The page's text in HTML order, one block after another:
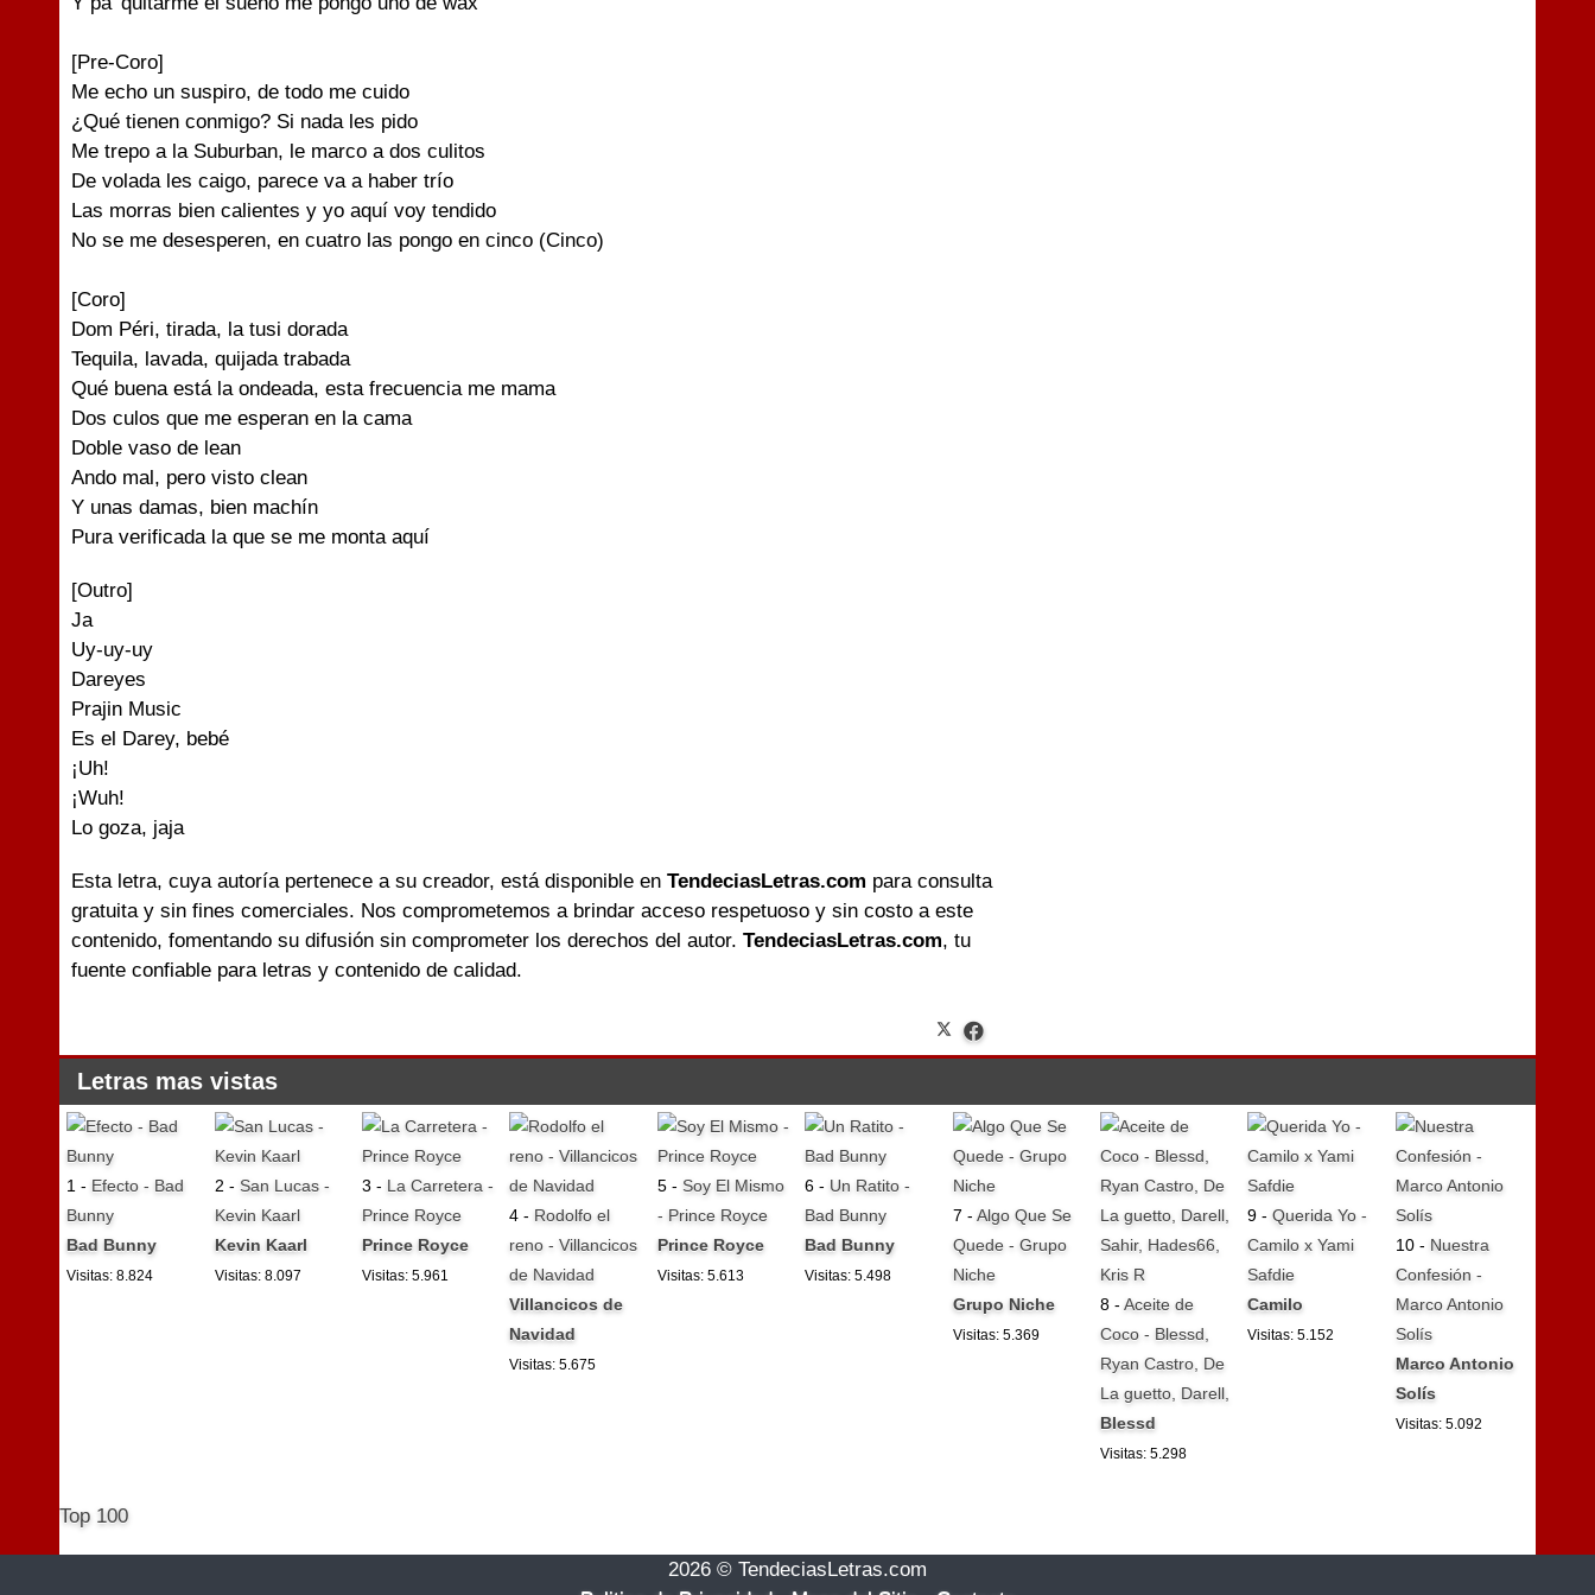
[Pre-Coro]
Me echo un suspiro, de todo me cuido
¿Qué tienen conmigo? Si nada les pido
Me trepo a la Suburban, le marco a dos culitos
De volada les caigo, parece va a haber trío
Las morras bien calientes y yo aquí voy tendido
No se me desesperen, en cuatro las pongo en cinco (Cinco)
[Coro]
Dom Péri, tirada, la tusi dorada
Tequila, lavada, quijada trabada
Qué buena está la ondeada, esta frecuencia me mama
Dos culos que me esperan en la cama
Doble vaso de lean
Ando mal, pero visto clean
Y unas damas, bien machín
Pura verificada la que se me monta aquí
[Outro]
Ja
Uy-uy-uy
Dareyes
Prajin Music
Es el Darey, bebé
¡Uh!
¡Wuh!
Lo goza, jaja
Esta letra, cuya autoría pertenece a su creador, está disponible en TendeciasLetras.com para consulta
gratuita y sin fines comerciales. Nos comprometemos a brindar acceso respetuoso y sin costo a este
contenido, fomentando su difusión sin comprometer los derechos del autor. TendeciasLetras.com, tu
fuente confiable para letras y contenido de calidad.
Letras mas vistas
1 - Efecto - Bad
Bunny
Bad Bunny
Visitas: 8.824
2 - San Lucas -
Kevin Kaarl
Kevin Kaarl
Visitas: 8.097
3 - La Carretera -
Prince Royce
Prince Royce
Visitas: 5.961
4 - Rodolfo el
reno - Villancicos
de Navidad
Villancicos de
Navidad
Visitas: 5.675
5 - Soy El Mismo
- Prince Royce
Prince Royce
Visitas: 5.613
6 - Un Ratito -
Bad Bunny
Bad Bunny
Visitas: 5.498
7 - Algo Que Se
Quede - Grupo
Niche
Grupo Niche
Visitas: 5.369
8 - Aceite de
Coco - Blessd,
Ryan Castro, De
La guetto, Darell,
Blessd
Visitas: 5.298
9 -Querida Yo -
Camilo x Yami
Safdie
Camilo
Visitas: 5.152
10 - Nuestra
Confesión -
Marco Antonio
Solís
Marco Antonio
Solís
Visitas: 5.092
Top 100
2026 © TendeciasLetras.com